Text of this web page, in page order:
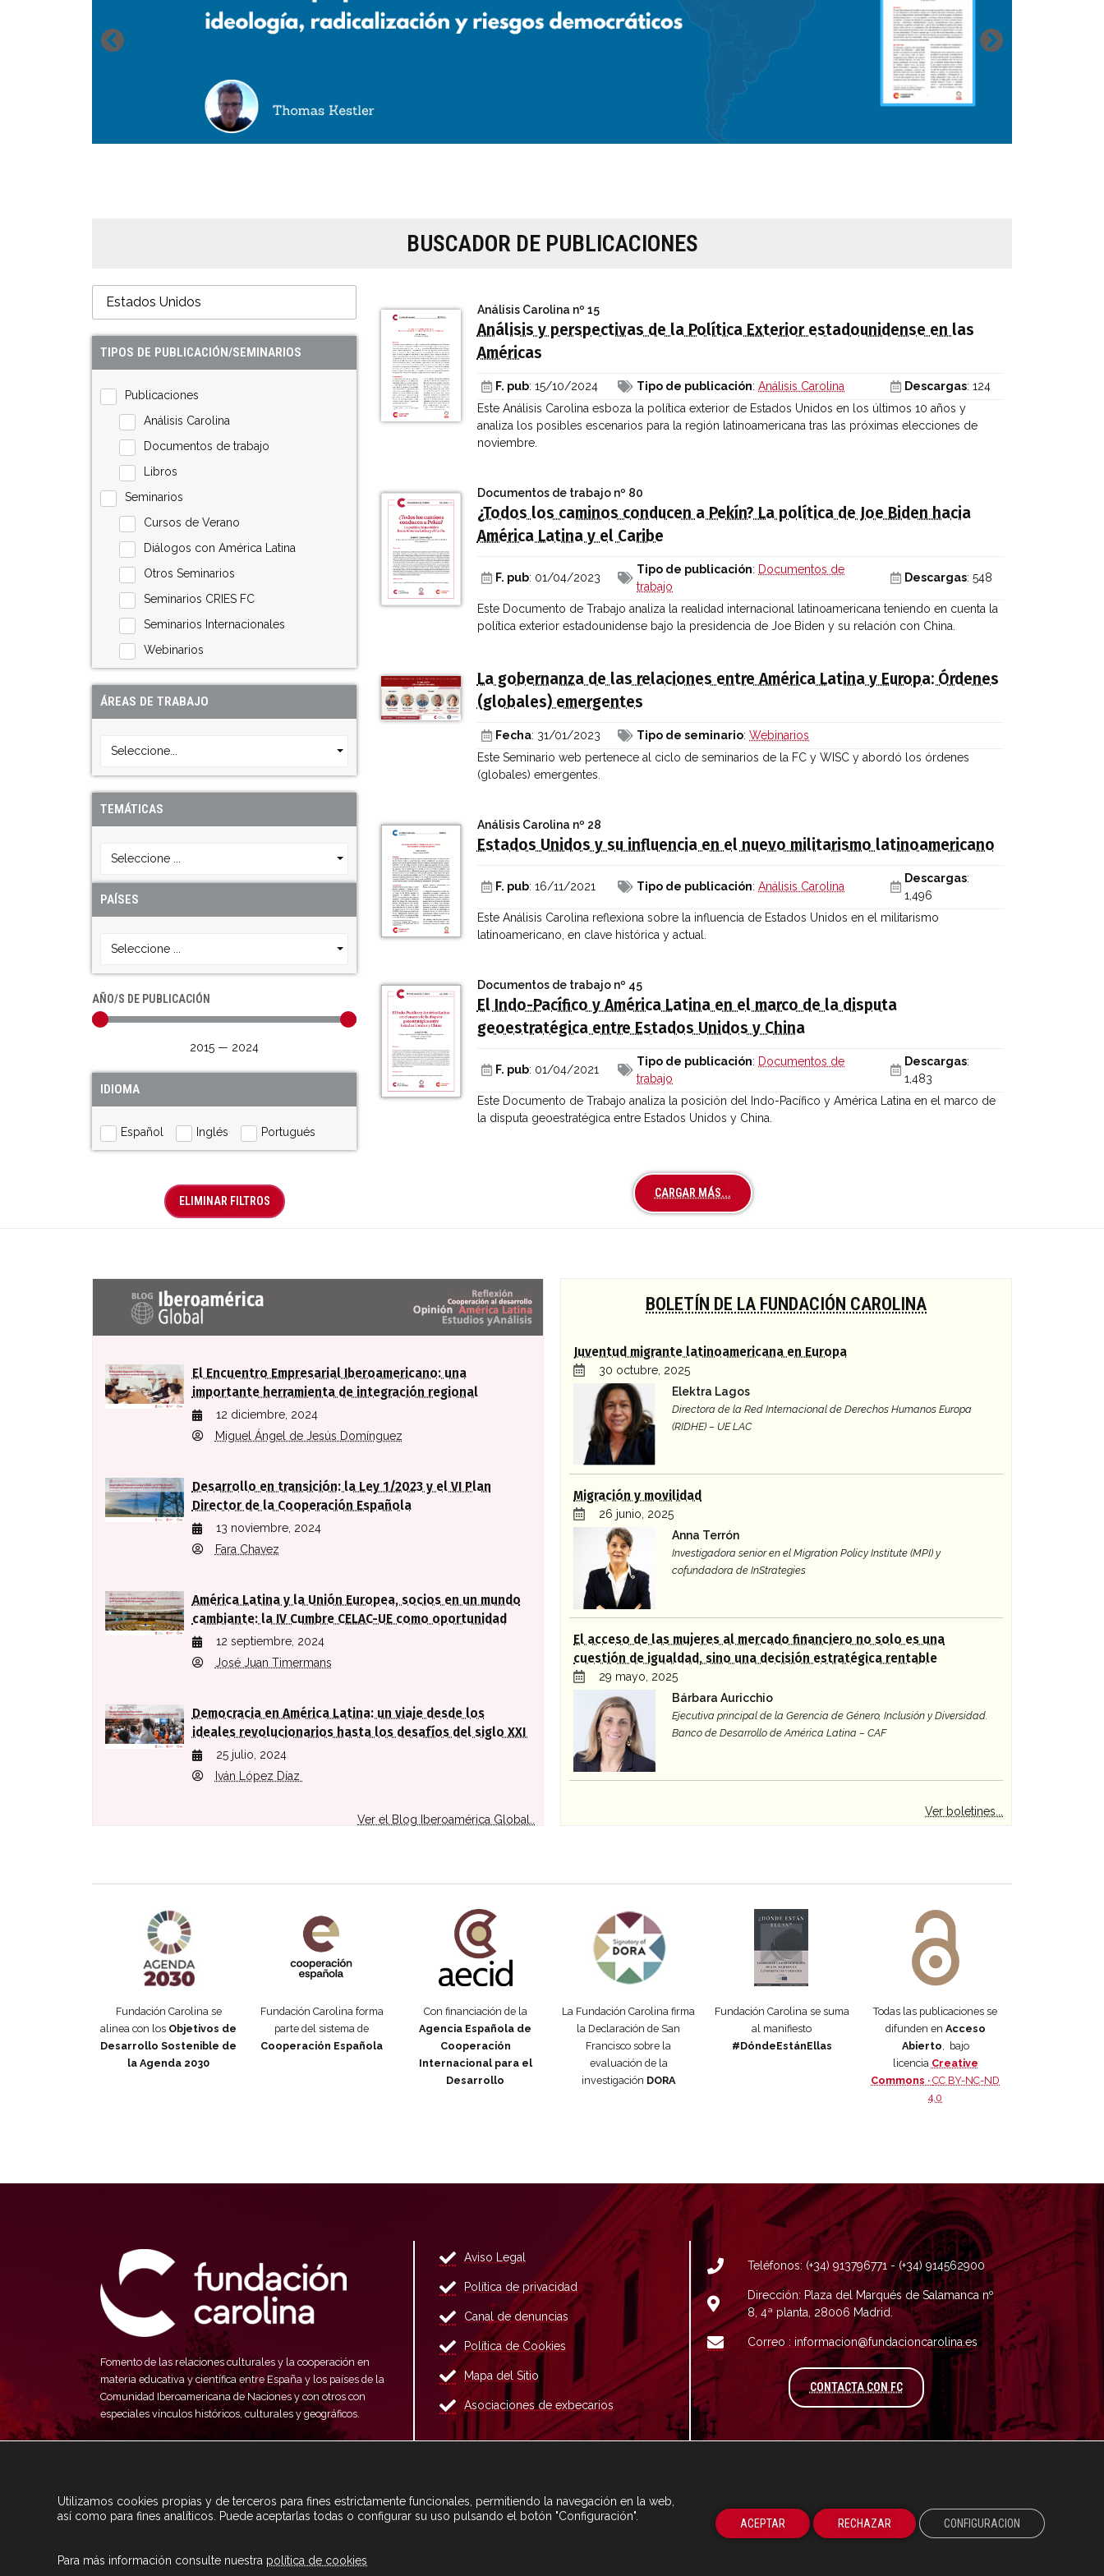
BUSCADOR DE PUBLICACIONES
TIPOS DE PUBLICACIÓN/SEMINARIOS
Publicaciones
Análisis Carolina
Documentos de trabajo
Libros
Seminarios
Cursos de Verano
Diálogos con América Latina
Otros Seminarios
Seminarios CRIES FC
Seminarios Internacionales
Webinarios
ÁREAS DE TRABAJO
Seleccione...
TEMÁTICAS
Seleccione ...
PAÍSES
Seleccione ...
AÑO/S DE PUBLICACIÓN
2015 — 2024
IDIOMA
Español Inglés Portugués
ELIMINAR FILTROS
Análisis Carolina nº 15
Análisis y perspectivas de la Política Exterior estadounidense en las
Américas
F. pub: 15/10/2024 Tipo de publicación:Análisis Carolina Descargas: 124
Este Análisis Carolina esboza la política exterior de Estados Unidos en los últimos 10 años y
analiza los posibles escenarios para la región latinoamericana tras las próximas elecciones de
noviembre.
Documentos de trabajo nº 80
¿Todos los caminos conducen a Pekín? La política de Joe Biden hacia
América Latina y el Caribe
F. pub: 01/04/2023
Tipo de publicación: Documentos de
trabajo
Descargas: 548
Este Documento de Trabajo analiza la realidad internacional latinoamericana teniendo en cuenta la
política exterior estadounidense bajo la presidencia de Joe Biden y su relación con China.
La gobernanza de las relaciones entre América Latina y Europa: Órdenes
(globales) emergentes
Fecha: 31/01/2023 Tipo de seminario:Webinarios
Este Seminario web pertenece al ciclo de seminarios de la FC y WISC y abordó los órdenes
(globales) emergentes.
Análisis Carolina nº 28
Estados Unidos y su influencia en el nuevo militarismo latinoamericano
F. pub: 16/11/2021 Tipo de publicación:Análisis Carolina
Descargas:
1,496
Este Análisis Carolina reflexiona sobre la influencia de Estados Unidos en el militarismo
latinoamericano, en clave histórica y actual.
Documentos de trabajo nº 45
El Indo-Pacífico y América Latina en el marco de la disputa
geoestratégica entre Estados Unidos y China
F. pub: 01/04/2021
Tipo de publicación: Documentos de
trabajo
Descargas:
1,483
Este Documento de Trabajo analiza la posición del Indo-Pacífico y América Latina en el marco de
la disputa geoestratégica entre Estados Unidos y China.
CARGAR MÁS...
Últimas entradas Blog Iberoamérica global
El Encuentro Empresarial Iberoamericano: una
importante herramienta de integración regional
12 diciembre, 2024
Miguel Ángel de Jesús Domínguez
Desarrollo en transición: la Ley 1/2023 y el VI Plan
Director de la Cooperación Española
13 noviembre, 2024
Fara Chavez
América Latina y la Unión Europea, socios en un mundo
cambiante: la IV Cumbre CELAC-UE como oportunidad
12 septiembre, 2024
José Juan Timermans
Democracia en América Latina: un viaje desde los
ideales revolucionarios hasta los desafíos del siglo XXI
25 julio, 2024
Iván López Díaz
Ver el Blog Iberoamérica Global..
BOLETÍN DE LA FUNDACIÓN CAROLINA
Juventud migrante latinoamericana en Europa
30 octubre, 2025
Elektra Lagos
Directora de la Red Internacional de Derechos Humanos Europa
(RIDHE) – UE LAC
Migración y movilidad
26 junio, 2025
Anna Terrón
Investigadora senior en el Migration Policy Institute (MPI) y
cofundadora de InStrategies
El acceso de las mujeres al mercado financiero no solo es una
cuestión de igualdad, sino una decisión estratégica rentable
29 mayo, 2025
Bárbara Auricchio
Ejecutiva principal de la Gerencia de Género, Inclusión y Diversidad.
Banco de Desarrollo de América Latina – CAF
Ver boletines...
Fundación Carolina se
alinea con los Objetivos de
Desarrollo Sostenible de
la Agenda 2030
Fundación Carolina forma
parte del sistema de
Cooperación Española
Con financiación de la
Agencia Española de
Cooperación
Internacional para el
Desarrollo
La Fundación Carolina firma
la Declaración de San
Francisco sobre la
evaluación de la
investigación DORA
Fundación Carolina se suma
al manifiesto
#DóndeEstánEllas
Todas las publicaciones se
difunden en Acceso
Abierto , bajo
licencia Creative
Commons ·CC BY-NC-ND
4.0
Fomento de las relaciones culturales y la cooperación en
materia educativa y científica entre España y los países de la
Comunidad Iberoamericana de Naciones y con otros con
especiales vínculos históricos, culturales y geográficos.
Aviso Legal
Política de privacidad
Canal de denuncias
Política de Cookies
Mapa del Sitio
Asociaciones de exbecarios
Teléfonos: (+34) 913796771 - (+34) 914562900
Dirección: Plaza del Marqués de Salamanca nº
8, 4ª planta, 28006 Madrid.
Correo : informacion@fundacioncarolina.es
CONTACTA CON FCA TRAVÉS DEL FORMULARIO DE
Utilizamos cookies propias y de terceros para fines estrictamente funcionales, permitiendo la navegación en la web,
así como para fines analíticos. Puede aceptarlas todas o configurar su uso pulsando el botón "Configuración".
Para más información consulte nuestra política de cookies
ACEPTAR RECHAZAR CONFIGURACION